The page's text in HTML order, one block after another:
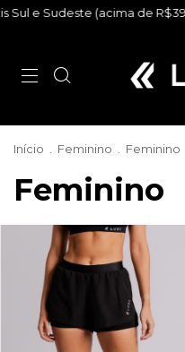
de R$399) 6x sem
Início Feminino Feminino
Feminino